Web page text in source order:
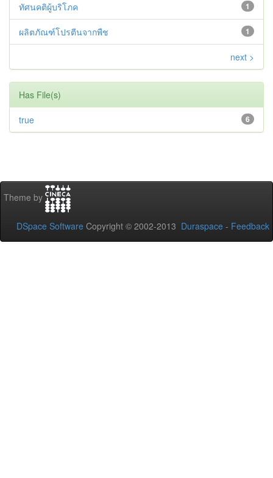
1
ทัศนคติผู้บริโภค
1
ผลิตภัณฑ์โปรตีนจากพืช
next >
Has File(s)
6
true
Theme by
DSpace Software Copyright © 2002-2013 Duraspace - Feedback